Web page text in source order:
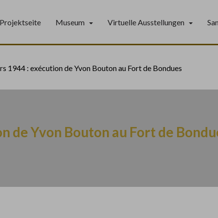
Projektseite Museum Virtuelle Ausstellungen
1944 : exécution de Yvon Bouton au Fort de Bondues
de Yvon Bouton au Fort de